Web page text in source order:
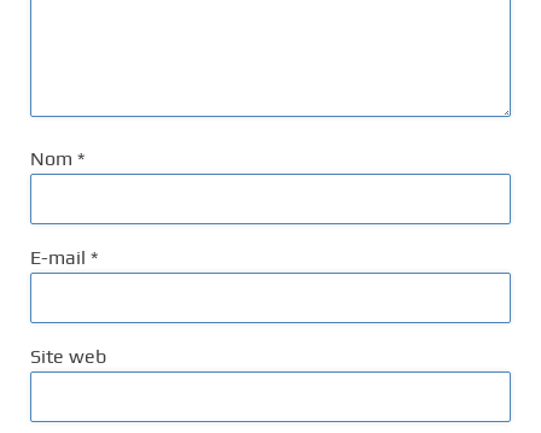
Nom *
E-mail *
Site web